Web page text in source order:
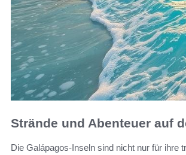
Strände und Abenteuer auf
Die Galápagos-Inseln sind nicht nur für ihre